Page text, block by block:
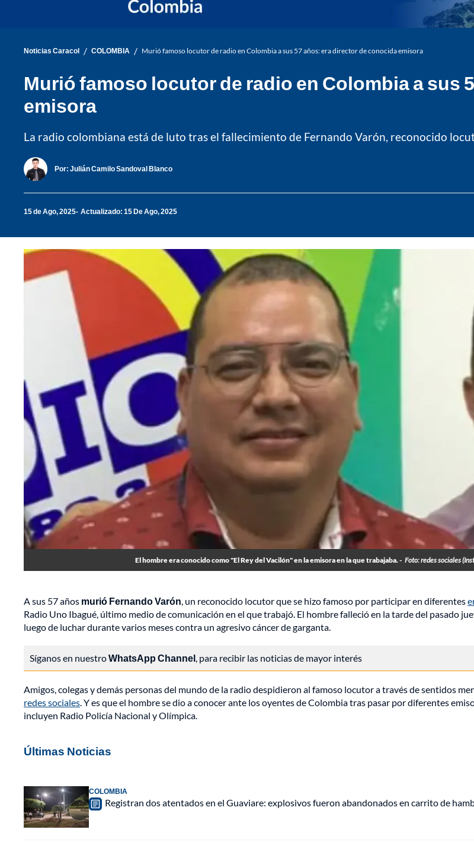
Noticias Caracol / COLOMBIA / Murió famoso locutor de radio en Colombia a sus 57 años: era director de conocida emisora
Murió famoso locutor de radio en Colombia a sus
emisora
La radio colombiana está de luto tras el fallecimiento de Fernando Varón, reconocido
Por: Julián Camilo Sandoval Blanco
15 de Ago, 2025 Actualizado: 15 De Ago, 2025
El hombre era conocido como "El Rey del Vacilón" en la emisora en la que trabajaba. - Foto: redes sociales
A sus 57 años murió Fernando Varón, un reconocido locutor que se hizo famoso por participar en diferentes
Radio Uno Ibagué, último medio de comunicación en el que trabajó. El hombre falleció en la tarde del pasado
luego de luchar durante varios meses contra un agresivo cáncer de garganta.
Síganos en nuestroWhatsApp Channel, para recibir las noticias de mayor interés
Amigos, colegas y demás personas del mundo de la radio despidieron al famoso locutor a través de sentidos
redes sociales. Y es que el hombre se dio a conocer ante los oyentes de Colombia tras pasar por diferentes
incluyen Radio Policía Nacional y Olímpica.
Últimas Noticias
COLOMBIA
Registran dos atentados en el Guaviare: explosivos fueron abandonados en carrito de